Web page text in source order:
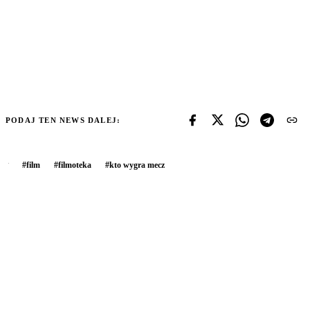
PODAJ TEN NEWS DALEJ:
#film #filmoteka #kto wygra mecz